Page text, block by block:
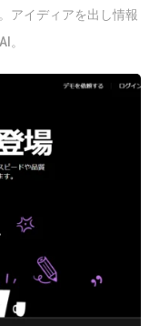
アイディアを出し情報
。